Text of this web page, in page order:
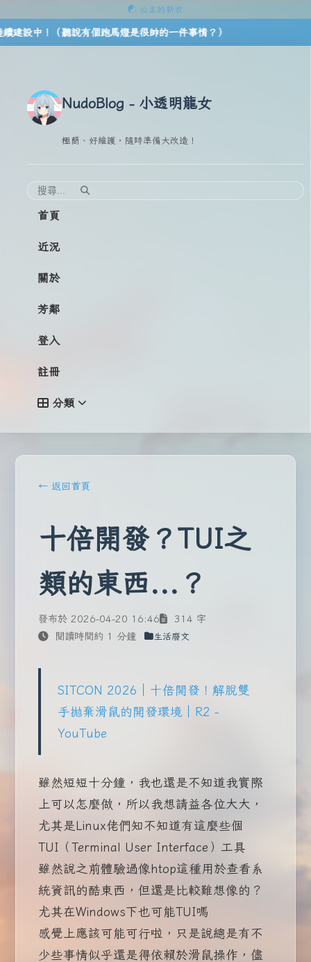
☯ 公主的新衣
！（聽說有個跑馬燈是很帥的一件事情？）
NudoBlog - 小透明龍女
極簡、好維護，隨時準備大改造！
首頁
近況
關於
芳鄰
登入
註冊
分類
← 返回首頁
十倍開發？TUI之
類的東西...？
發布於 2026-04-20 16:46
314 字
閱讀時間約 1 分鐘
生活廢文
SITCON 2026｜十倍開發！解脫雙
手拋棄滑鼠的開發環境｜R2 -
YouTube
雖然短短十分鐘，我也還是不知道我實際
上可以怎麼做，所以我想請益各位大大，
尤其是Linux佬們知不知道有這麼些個
TUI（Terminal User Interface）工具
雖然說之前體驗過像htop這種用於查看系
統資訊的酷東西，但還是比較難想像的？
尤其在Windows下也可能TUI嗎
感覺上應該可能可行啦，只是說總是有不
少些事情似乎還是得依賴於滑鼠操作，儘